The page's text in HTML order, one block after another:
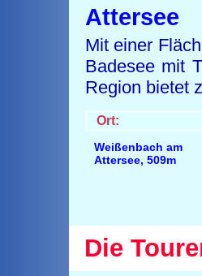
Attersee
Mit einer
Badesee mit
Region bietet
Ort:
Weißenbach am
Attersee, 509m
Die